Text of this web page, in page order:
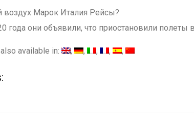
воздух Марок Италия Рейсы?
года они объявили, что приостановили
available in: